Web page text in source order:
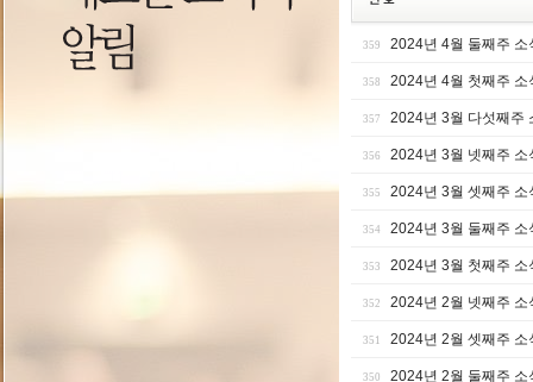
359 2024년 4월 둘째주 소
358 2024년 4월 첫째주 소
357 2024년 3월 다섯째주
356 2024년 3월 넷째주 소
355 2024년 3월 셋째주 소
354 2024년 3월 둘째주 소
353 2024년 3월 첫째주 소
352 2024년 2월 넷째주 소
351 2024년 2월 셋째주 소
350 2024년 2월 둘째주 소